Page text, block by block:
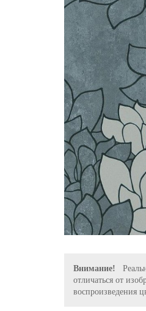
Внимание!
отличаться от
воспроизведения